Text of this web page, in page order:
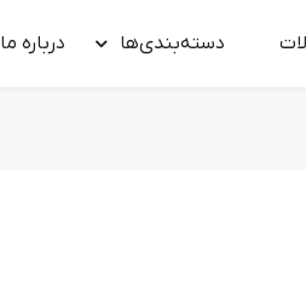
دسته‌بندی‌ها درباره‌ ما